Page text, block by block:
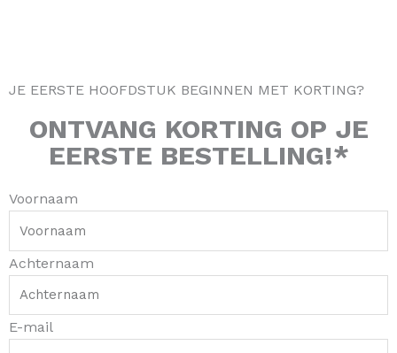
JE EERSTE HOOFDSTUK BEGINNEN MET KORTING?
ONTVANG KORTING OP JE
EERSTE BESTELLING!*
Voornaam
Achternaam
E-mail